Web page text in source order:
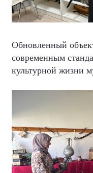
Обновленный
современным
культурной жизни